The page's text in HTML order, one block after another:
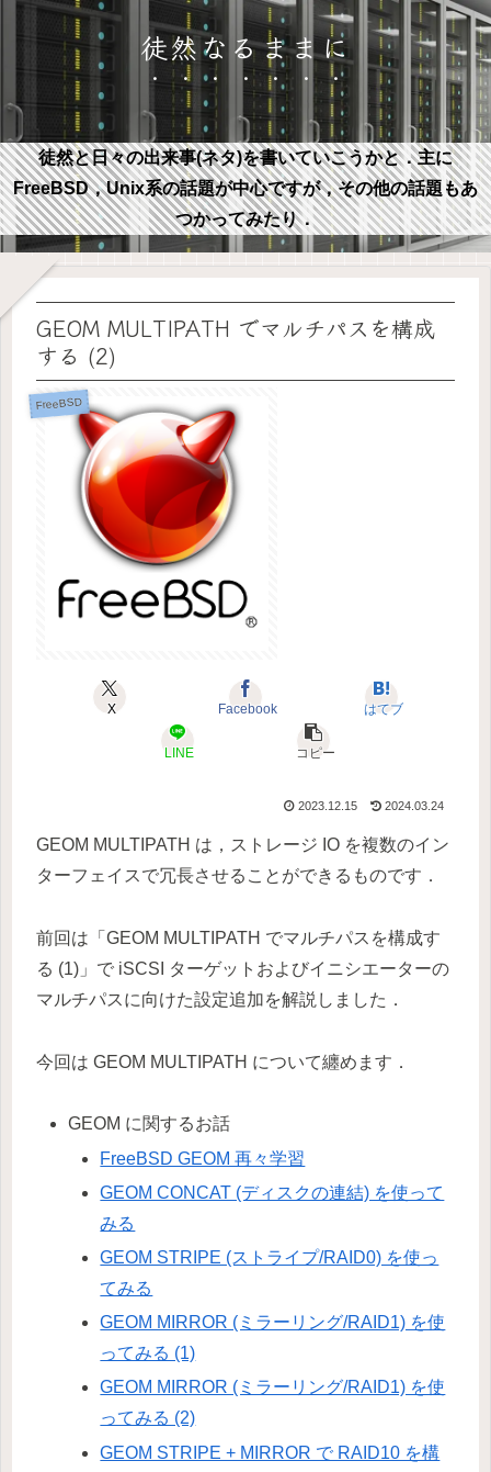
徒然なるままに
徒然と日々の出来事(ネタ)を書いていこうかと．主に
FreeBSD，Unix系の話題が中心ですが，その他の話題もあ
つかってみたり．
GEOM MULTIPATH でマルチパスを構成
する (2)
FreeBSD
X Facebook はてブ
LINE コピー
2023.12.15 2024.03.24
GEOM MULTIPATH は，ストレージ IO を複数のイン
ターフェイスで冗長させることができるものです．
前回は「GEOM MULTIPATH でマルチパスを構成す
る (1)」で iSCSI ターゲットおよびイニシエーターの
マルチパスに向けた設定追加を解説しました．
今回は GEOM MULTIPATH について纏めます．
GEOM に関するお話
FreeBSD GEOM 再々学習
GEOM CONCAT (ディスクの連結) を使って
みる
GEOM STRIPE (ストライプ/RAID0) を使っ
てみる
GEOM MIRROR (ミラーリング/RAID1) を使
ってみる (1)
GEOM MIRROR (ミラーリング/RAID1) を使
ってみる (2)
GEOM STRIPE + MIRROR で RAID10 を構